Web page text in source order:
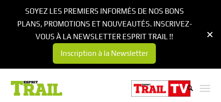
SOYEZ LES PREMIERS INFORMÉS DE NOS BONS
PLANS, PROMOTIONS ET NOUVEAUTÉS. INSCRIVEZ-
VOUS À LA NEWSLETTER ESPRIT TRAIL !!
Inscription à la Newsletter